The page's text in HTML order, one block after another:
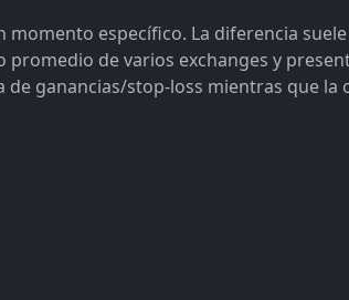
específico. La diferencia
de varios exchanges y
ganancias/stop-loss mientras que la